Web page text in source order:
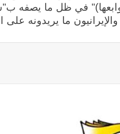
في ظل ما يصفه
ما يريدونه على